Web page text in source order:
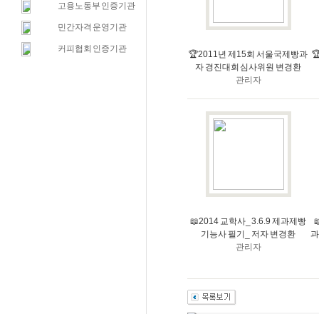
고용노동부 인증기관
민간자격 운영기관
커피협회 인증기관
🏆2011년 제15회 서울국제빵과
자 경진대회 심사위원 변경환
관리자
📖2014 교학사_ 3.6.9 제과제빵
기능사 필기_ 저자 변경환
관리자